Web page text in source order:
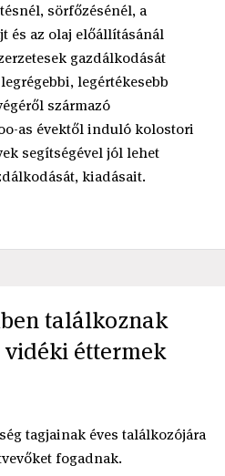
sörfőzésénél, a
és az olaj előállításánál
gazdálkodását
legértékesebb
származó
as évektől induló kolostori
segítségével jól lehet
kiadásait.
találkoznak
vidéki éttermek
tagjainak éves találkozójára
fogadnak.